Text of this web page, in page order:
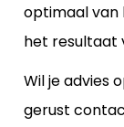
optimaal van
het resultaat
Wil je advies
gerust